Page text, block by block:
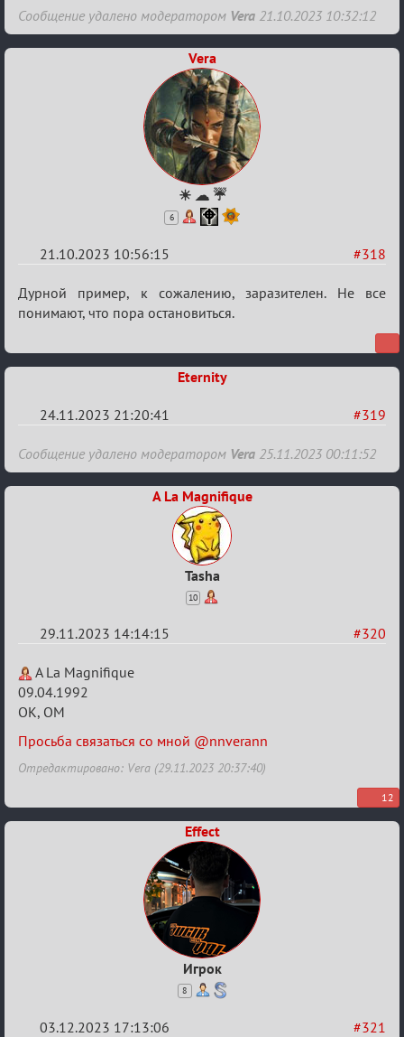
Re:
Заявки
Сообщение удалено модератором Vera 21.10.2023 10:32:12
Vera
☀ ☁ ☔
6
#318
21.10.2023 10:56:15
Re:
Заявки
Авторитеты²
Дурной пример, к сожалению, заразителен. Не все
понимают, что пора остановиться.
Eternity
#319
24.11.2023 21:20:41
Re:
Заявки
Сообщение удалено модератором Vera 25.11.2023 00:11:52
A La Magnifique
Tasha
10
#320
29.11.2023 14:14:15
Re:
Заявки
в
Авторитеты²
A La Magnifique
09.04.1992
ОК, ОМ
Просьба связаться со мной @nnverann
Отредактировано: Vera (29.11.2023 20:37:40)
12
Effect
Игрок
8
#321
03.12.2023 17:13:06